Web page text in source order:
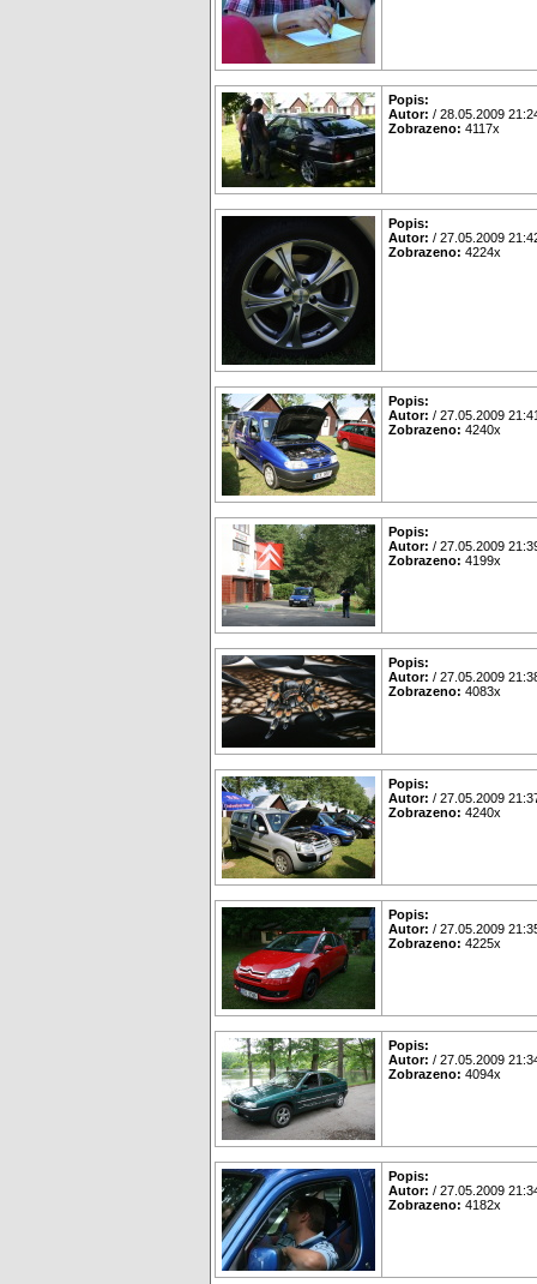
Popis:
Autor: / 28.05.2009
Zobrazeno: 4117x
Popis:
Autor: / 27.05.2009
Zobrazeno: 4224x
Popis:
Autor: / 27.05.2009
Zobrazeno: 4240x
Popis:
Autor: / 27.05.2009
Zobrazeno: 4199x
Popis:
Autor: / 27.05.2009
Zobrazeno: 4083x
Popis:
Autor: / 27.05.2009
Zobrazeno: 4240x
Popis:
Autor: / 27.05.2009
Zobrazeno: 4225x
Popis:
Autor: / 27.05.2009
Zobrazeno: 4094x
Popis:
Autor: / 27.05.2009
Zobrazeno: 4182x